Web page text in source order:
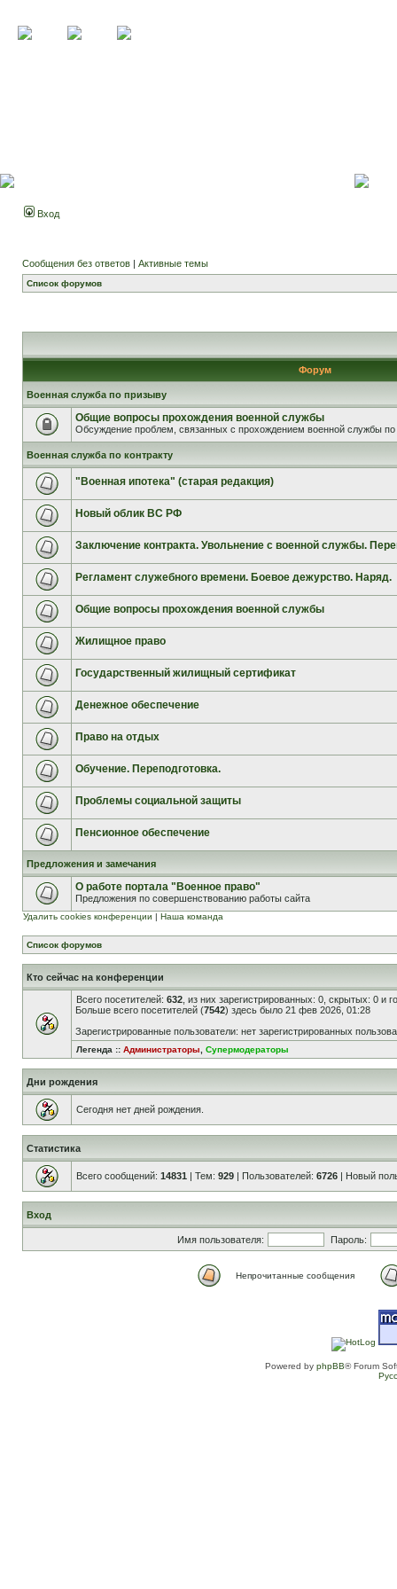
Вход
Сообщения без ответов | Активные темы
Список форумов
Форум
Военная служба по призыву
Общие вопросы прохождения военной службы
Обсуждение проблем, связанных с прохождением военной службы по
Военная служба по контракту
"Военная ипотека" (старая редакция)
Новый облик ВС РФ
Заключение контракта. Увольнение с военной службы.
Регламент служебного времени. Боевое дежурство. Наряд.
Общие вопросы прохождения военной службы
Жилищное право
Государственный жилищный сертификат
Денежное обеспечение
Право на отдых
Обучение. Переподготовка.
Проблемы социальной защиты
Пенсионное обеспечение
Предложения и замечания
О работе портала "Военное право"
Предложения по совершенствованию работы сайта
Удалить cookies конференции | Наша команда
Список форумов
Кто сейчас на конференции
Всего посетителей: 632 , из них зарегистрированных: 0, скрытых: 0 и
Больше всего посетителей (7542) здесь было 21 фев 2026, 01:28
Зарегистрированные пользователи: нет зарегистрированных
Легенда :: Администраторы Супермодераторы
Дни рождения
Сегодня нет дней рождения.
Статистика
Всего сообщений: 14831 | Тем: 929 | Пользователей: 6726 | Новый
Вход
Имя пользователя: Пароль:
Непрочитанные сообщения
Powered by phpBB® Forum